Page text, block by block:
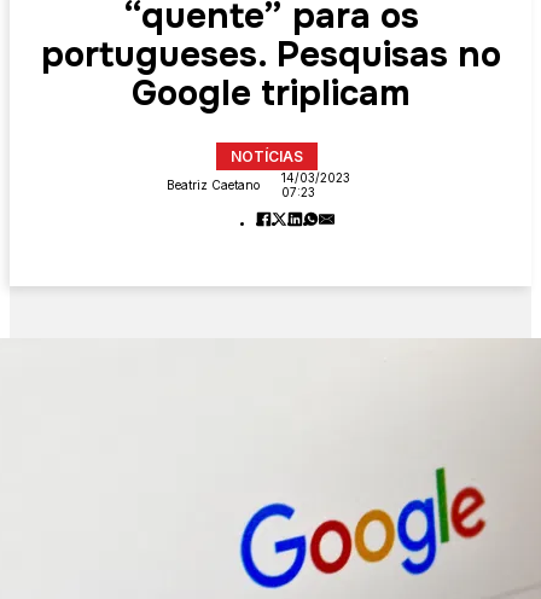
“quente” para os
portugueses. Pesquisas no
Google triplicam
NOTÍCIAS
Beatriz Caetano
14/03/2023
07:23